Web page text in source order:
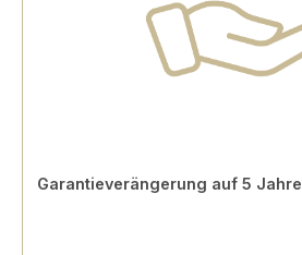
Garantieverängerung auf 5 Jahre